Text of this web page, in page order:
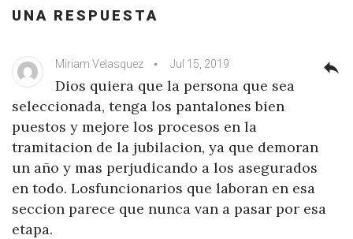
UNA RESPUESTA
Miriam Velasquez Jul 15, 2019
Dios quiera que la persona que sea
seleccionada, tenga los pantalones bien
puestos y mejore los procesos en la
tramitacion de la jubilacion, ya que demoran
un año y mas perjudicando a los asegurados
en todo. Losfuncionarios que laboran en esa
seccion parece que nunca van a pasar por esa
etapa.
reply